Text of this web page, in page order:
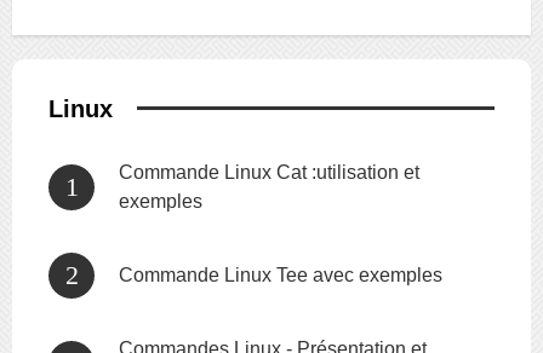
Linux
Commande Linux Cat :utilisation et
exemples
Commande Linux Tee avec exemples
Commandes Linux - Présentation et